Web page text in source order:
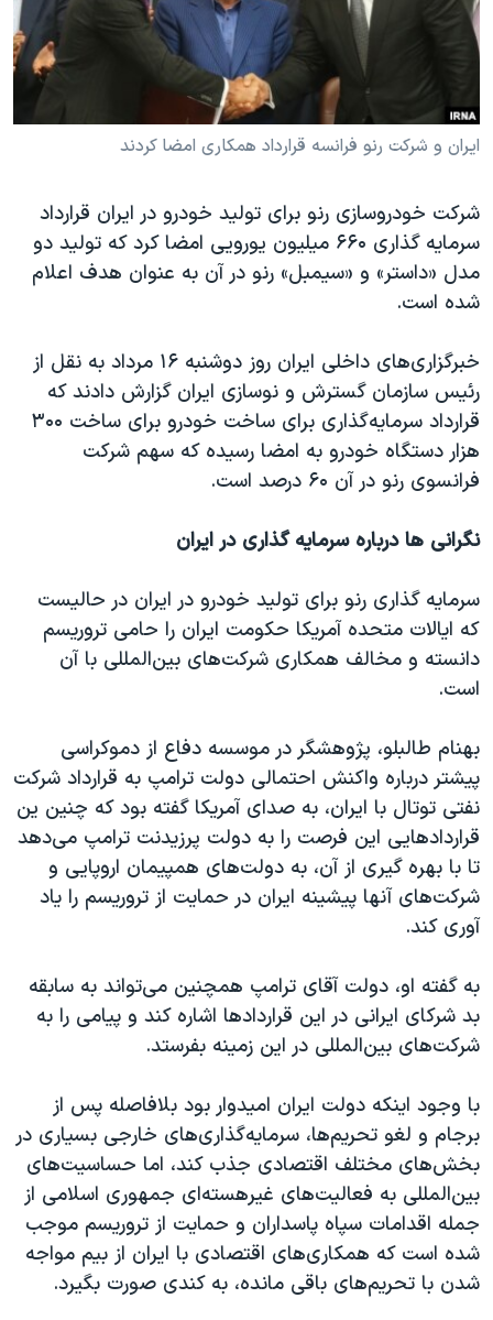
فرهنگ و زندگی
حقوق شهروندی
علم و فناوری
گالری عکس
آرشیو پخش زنده
مستندها
انتخابات ریاست جمهوری آمریکا ۲۰۲۴
حمله جمهوری اسلامی به اسرائیل
رمز مهسا
اعتراضات زن، زندگی، آزادی
مجموعه مستندهای دادخواهی
تریبونال مردمی آبان ۹۸
چهل سال گروگان‌گیری
قانون شفافیت دارائی کادر رهبری ایران
اعتراضات مردمی آبان ۹۸
اسرائیل در جنگ
نرگس محمدی برنده جایزه نوبل صلح
صفحه‌های ویژه
سفر پرزیدنت ترامپ به چین
دنبال کنید
ایران و شرکت رنو فرانسه قرارداد همکاری امضا کردند
شرکت خودروسازی رنو برای تولید خودرو در ایران قرارداد
سرمایه گذاری ۶۶۰ میلیون یورویی امضا کرد که تولید دو
مدل «داستر» و «سیمبل» رنو در آن به عنوان هدف اعلام
شده است.
خبرگزاری‌های داخلی ایران روز دوشنبه ۱۶ مرداد به نقل از
رئیس سازمان گسترش و نوسازی ایران گزارش دادند که
قرارداد سرمایه‌گذاری برای ساخت خودرو برای ساخت ۳۰۰
هزار دستگاه خودرو به امضا رسیده که سهم شرکت
فرانسوی رنو در آن ۶۰ درصد است.
نگرانی ها درباره سرمایه گذاری در ایران
سرمایه گذاری رنو برای تولید خودرو در ایران در حالیست
که ایالات متحده آمریکا حکومت ایران را حامی تروریسم
دانسته و مخالف همکاری شرکت‌های بین‌المللی با آن
است.
بهنام طالبلو، پژوهشگر در موسسه دفاع از دموکراسی
پیشتر درباره واکنش احتمالی دولت ترامپ به قرارداد شرکت
نفتی توتال با ایران، به صدای آمریکا گفته بود که چنین ین
قراردادهایی این فرصت را به دولت پرزیدنت ترامپ می‌دهد
تا با بهره گیری از آن، به دولت‌های همپیمان اروپایی و
شرکت‌های آنها پیشینه ایران در حمایت از تروریسم را یاد
آوری کند.
به گفته او، دولت آقای ترامپ همچنین می‌تواند به سابقه
بد شرکای ایرانی در این قراردادها اشاره کند و پیامی را به
شرکت‌های بین‌المللی در این زمینه بفرستد.
با وجود اینکه دولت ایران امیدوار بود بلافاصله پس از
برجام و لغو تحریم‌ها، سرمایه‌گذاری‌های خارجی بسیاری در
بخش‌های مختلف اقتصادی جذب کند، اما حساسیت‌های
بین‌المللی به فعالیت‌های غیرهسته‌ای جمهوری اسلامی از
جمله اقدامات سپاه پاسداران و حمایت از تروریسم موجب
شده است که همکاری‌های اقتصادی با ایران از بیم مواجه
شدن با تحریم‌های باقی مانده، به کندی صورت بگیرد.